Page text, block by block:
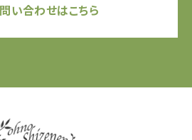
い合わせはこちら